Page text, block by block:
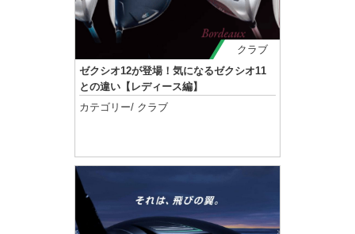
クラブ
ゼクシオ12が登場！気になるゼクシオ11
との違い【レディース編】
カテゴリー/ クラブ